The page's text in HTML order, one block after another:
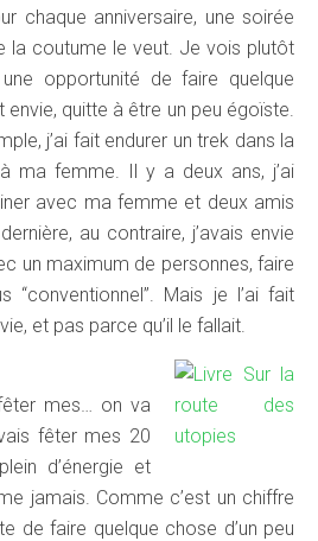
chaque anniversaire, une soirée
la coutume le veut. Je vois plutôt
une opportunité de faire quelque
envie, quitte à être un peu égoïste.
j’ai fait endurer un trek dans la
ma femme. Il y a deux ans, j’ai
avec ma femme et deux amis
au contraire, j’avais envie
un maximum de personnes, faire
“conventionnel”. Mais je l’ai fait
et pas parce qu’il le fallait.
mes… on va
fêter mes 20
d’énergie et
jamais. Comme c’est un chiffre
de faire quelque chose d’un peu